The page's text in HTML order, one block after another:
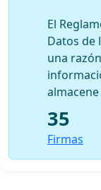
El
Datos de
una
35
Firmas